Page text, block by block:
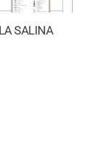
SALINA